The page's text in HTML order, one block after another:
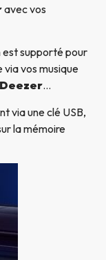
avec vos
est supporté pour
vos musique
…
via une clé USB,
la mémoire